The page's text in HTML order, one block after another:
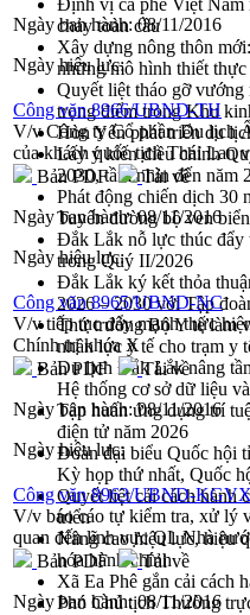
Định vị cà phê Việt Nam
chảy toàn cầu
Xây dựng nông thôn
những mô hình thiết thực
Quyết liệt tháo gỡ vướng
trọng điểm trong Khu
Hòn Yến phát triển du
Lấy ý kiến điều chỉnh
2030, tầm nhìn đến năm
Phát động chiến dịch 30
Tuyến đường bộ ven biển
Đắk Lắk nỗ lực thúc đẩy
trong Quý II/2026
Đắk Lắk ký kết thỏa
2026 – 2030 với Tập
Thứ trưởng Bộ Y tế làm
nhân lực y tế cho trạm y
Du lịch Đắk Lắk nâng
Hệ thống cơ sở dữ liệu
Tập huấn ứng dụng trí
điện tử năm 2026
Đoàn đại biểu Quốc hội
Kỳ họp thứ nhất, Quốc
Quyết liệt cải cách hành
triển
Nâng cao hiệu lực, hiệu
hóa hành chính
Xã Ea Phê gắn cải cách
Phó Chủ tịch Thường
Ngày ban hành:08/11/2016
Ngày hiệu lực:
Công văn 8966/UBND-TH
V/v Công ty Cổ phần Du lịch
của khách quốc tịch Thái Lan
Bản PDF
Tải về
Ngày ban hành:08/11/2016
Ngày hiệu lực:
Công văn 8965/UBND-NC
V/v tiếp tục đẩy mạnh thực
Chính trị khóa X
Bản PDF
Tải về
Ngày ban hành:08/11/2016
Ngày hiệu lực:
Công văn 8963/UBND-
V/v báo cáo tự kiểm tra, xử lý
quan đến lĩnh vực QL Nhà
Bản PDF
Tải về
Ngày ban hành:08/11/2016